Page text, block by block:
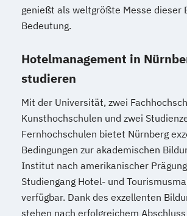
genießt als weltgrößte Messe dieser
Bedeutung.
Hotelmanagement in
studieren
Mit der Universität, zwei
Kunsthochschulen und zwei
Fernhochschulen bietet Nürnberg
Bedingungen zur akademischen
Institut nach amerikanischer
Studiengang Hotel- und
verfügbar. Dank des exzellenten
stehen nach erfolgreichem Abschluss